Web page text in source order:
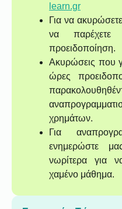
learn.gr
Για να
να παρέχετε
προειδοποίηση.
Ακυρώσεις που
ώρες
χρημάτων.
Για
ενημερώστε
νωρίτερα για
χαμένο μάθημα.